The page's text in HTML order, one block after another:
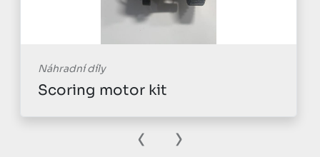
Náhradní díly
Scoring motor kit
‹ ›